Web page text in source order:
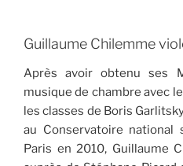
Guillaume Chilemme
Après avoir obtenu ses
musique de chambre avec
les classes de Boris
au Conservatoire national
Paris en 2010, Guillaume